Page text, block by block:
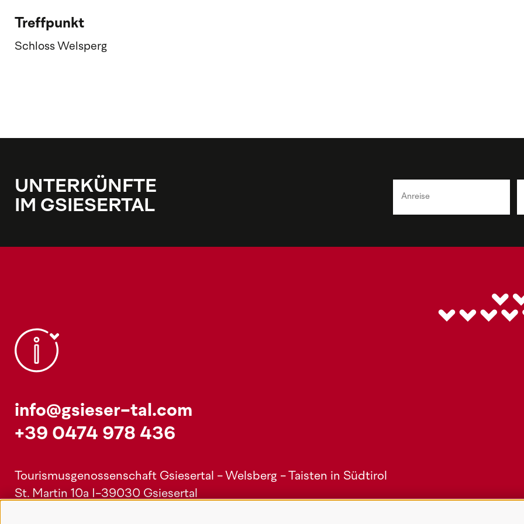
Treffpunkt
Schloss Welsperg
UNTERKÜNFTE
IM GSIESERTAL
info@gsieser-tal.com
+39 0474 978 436
Tourismusgenossenschaft Gsiesertal - Welsberg - Taisten in Südtirol
St. Martin 10a I-39030 Gsiesertal